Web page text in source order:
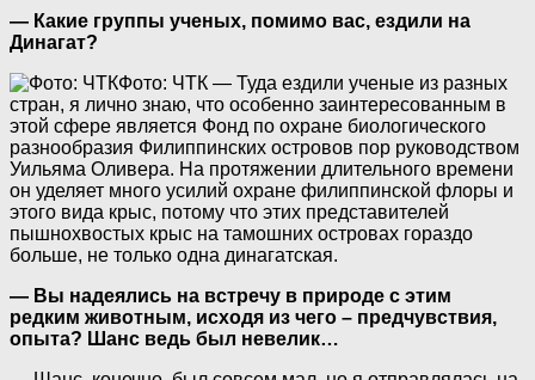
— Какие группы ученых, помимо вас, ездили на
Динагат?
Фото: ЧТК — Туда ездили ученые из разных
стран, я лично знаю, что особенно заинтересованным в
этой сфере является Фонд по охране биологического
разнообразия Филиппинских островов пор руководством
Уильяма Оливера. На протяжении длительного времени
он уделяет много усилий охране филиппинской флоры и
этого вида крыс, потому что этих представителей
пышнохвостых крыс на тамошних островах гораздо
больше, не только одна динагатская.
— Вы надеялись на встречу в природе с этим
редким животным, исходя из чего – предчувствия,
опыта? Шанс ведь был невелик…